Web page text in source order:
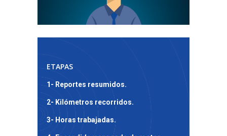
ETAPAS
1- Reportes resumidos.
2- Kilómetros recorridos.
3- Horas trabajadas.